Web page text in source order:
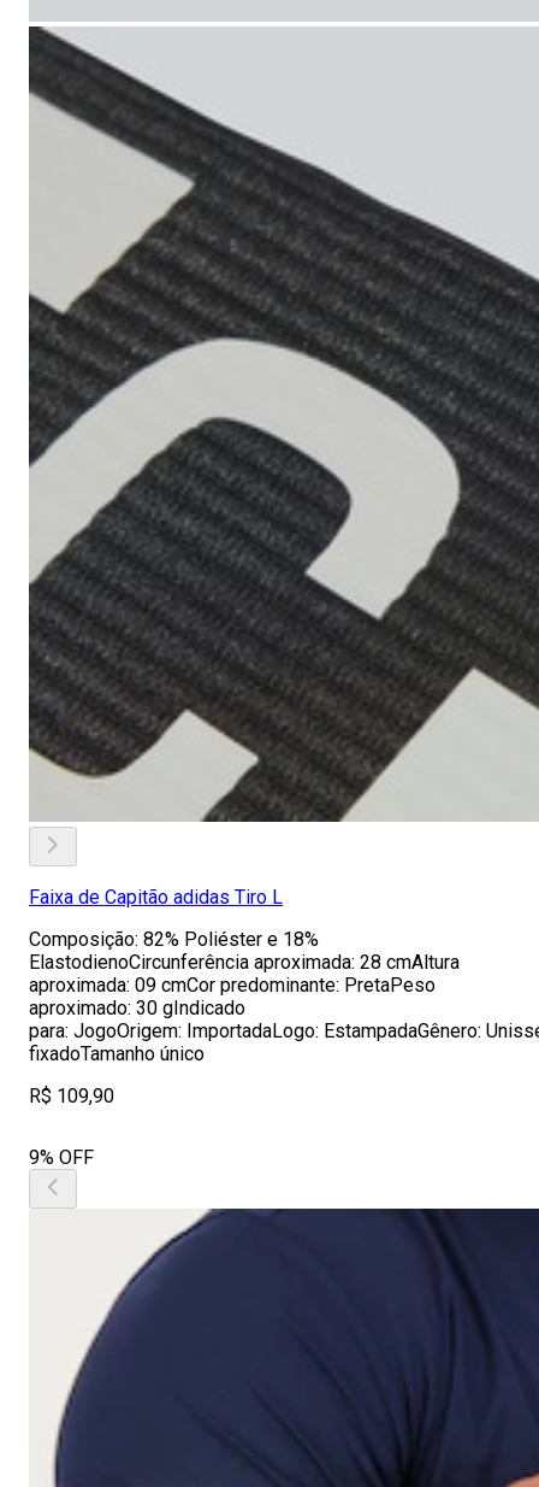
Faixa de Capitão adidas Tiro L
Composição: 82% Poliéster e 18%
ElastodienoCircunferência aproximada: 28 cmAltura
aproximada: 09 cmCor predominante: PretaPeso
aproximado: 30 gIndicado
para: JogoOrigem: ImportadaLogo: EstampadaGênero:
fixadoTamanho único
R$ 109,90
9% OFF